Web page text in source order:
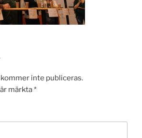
inte publiceras.
märkta*